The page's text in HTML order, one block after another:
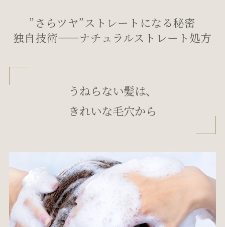
”さらツヤ”ストレートになる秘密
独自技術——ナチュラルストレート処方
うねらない髪は、
きれいな毛穴から